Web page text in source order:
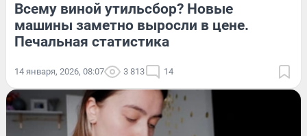
Всему виной утильсбор? Новые
машины заметно выросли в цене.
Печальная статистика
14 января, 2026, 08:07 3 813 14